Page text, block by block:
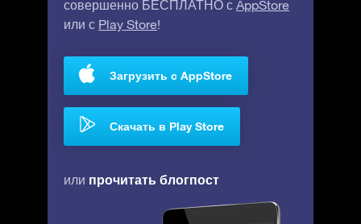
совершенно БЕСПЛАТНО с AppStore
или с Play Store!
Загрузить с AppStore
Скачать в Play Store
или прочитать блогпост